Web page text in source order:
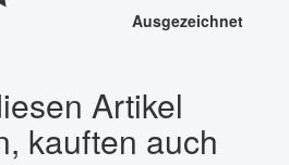
Ausgezeichnet
Artikel
kauften auch